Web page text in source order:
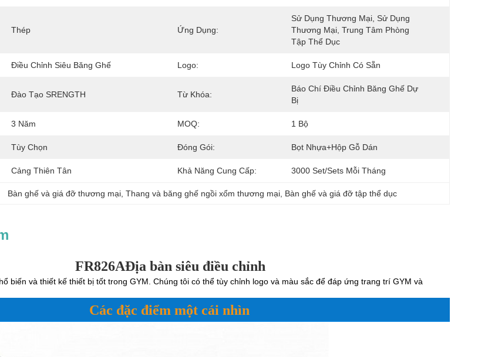
Thép Ứng Dụng:
Sử Dụng Thương Mại, Sử Dụng
Thương Mại, Trung Tâm Phòng
Tập Thể Dục
Điều Chỉnh Siêu Băng Ghế Logo: Logo Tùy Chỉnh Có Sẵn
Đào Tạo SRENGTH Từ Khóa:
Báo Chí Điều Chỉnh Băng Ghế Dự
Bị
3 Năm MOQ: 1 Bộ
Tùy Chọn Đóng Gói: Bọt Nhựa+hộp Gỗ Dán
Cảng Thiên Tân Khả Năng Cung Cấp: 3000 Set/Sets Mỗi Tháng
Bàn ghế và giá đỡ thương mại , Thang và băng ghế ngồi xổm thương mại Bàn ghế và giá đỡ tập thể dục
FR826AĐịa bàn siêu điều chỉnh
biến và thiết kế thiết bị tốt trong GYM. Chúng tôi có thể tùy chỉnh logo và màu sắc để đáp ứng trang trí GYM và
Các đặc điểm một cái nhìn